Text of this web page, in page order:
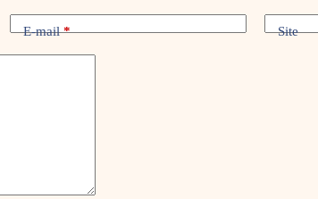
E-mail* Site